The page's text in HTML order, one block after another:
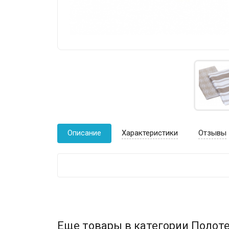
Описание Характеристики Отзывы
Еще товары в категории